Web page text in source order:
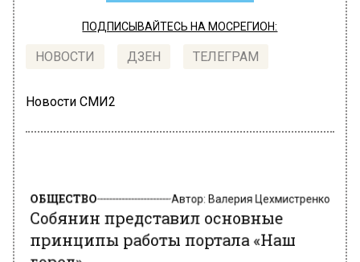
ПОДПИСЫВАЙТЕСЬ НА МОСРЕГИОН:
НОВОСТИ ДЗЕН ТЕЛЕГРАМ
Новости СМИ2
Собянин представил основные
принципы работы портала «Наш
город»